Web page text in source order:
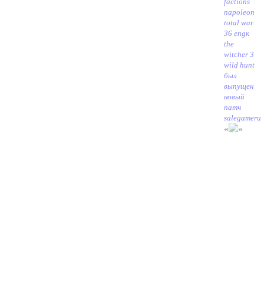
napoleon
total war
36 engк
the
witcher 3
wild hunt
был
выпущен
новый
патч
salegameru